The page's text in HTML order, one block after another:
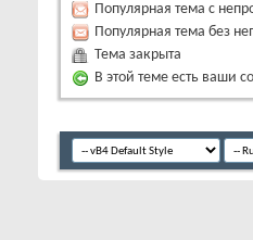
Популярная тема с
Популярная тема без
Тема закрыта
В этой теме есть ваши